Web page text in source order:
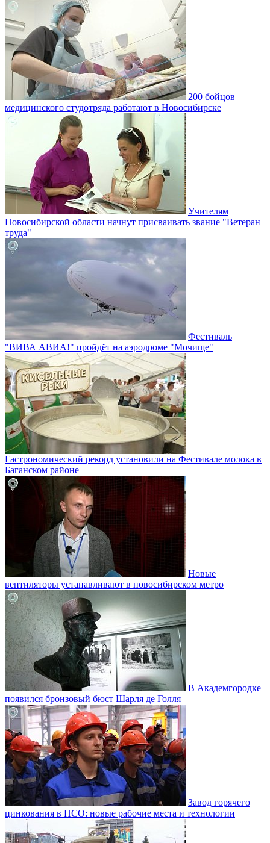
200 бойцов
медицинского студотряда работают в Новосибирске
Учителям
Новосибирской области начнут присваивать звание "Ветеран
труда"
Фестиваль
"ВИВА АВИА!" пройдёт на аэродроме "Мочище"
Гастрономический рекорд установили на Фестивале молока в
Баганском районе
Новые
вентиляторы устанавливают в новосибирском метро
В Академгородке
появился бронзовый бюст Шарля де Голля
Завод горячего
цинкования в НСО: новые рабочие места и технологии